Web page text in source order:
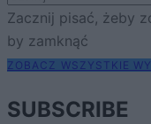
Zacznij pisać, żeby
by zamknąć
ZOBACZ WSZYSTKIE
SUBSCRIBE